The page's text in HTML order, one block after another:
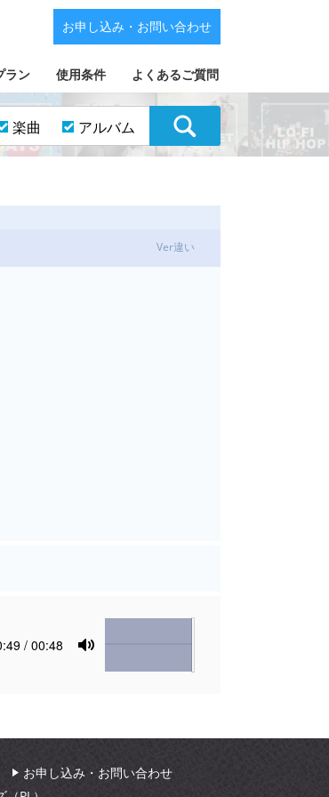
ラン 使用条件 よくあるご質問
お申し込み・お問い合わせ
楽曲 アルバム
Ver違い
/ 00:48
Mute
Volume
お申し込み・お問い合わせ